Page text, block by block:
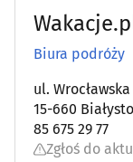
Biura podróży
ul.
15-660
85 675 29 77
Zgłoś do